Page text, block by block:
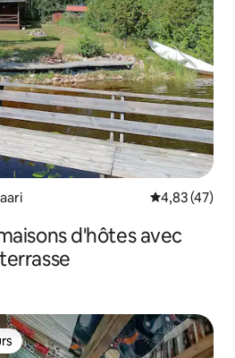
Évaluation
4,83 (47)
d'hôtes avec
terrasse